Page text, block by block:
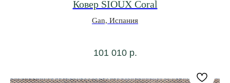
Ковер SIOUX Coral
Gan, Испания
101 010 р.